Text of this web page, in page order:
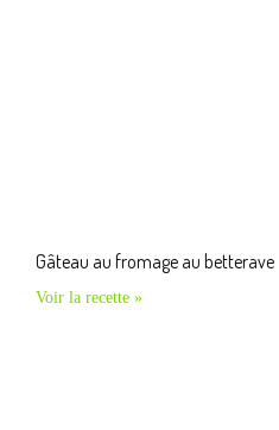
Gâteau au fromage au betterave
Voir la recette »